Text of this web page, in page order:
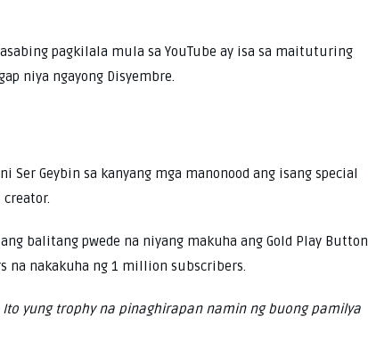
pagkilala mula sa YouTube ay isa sa maituturing
niya ngayong Disyembre.
Ser Geybin sa kanyang mga manonood ang isang special
balitang pwede na niyang makuha ang Gold Play Button
na nakakuha ng 1 million subscribers.
yung trophy na pinaghirapan namin ng buong pamilya